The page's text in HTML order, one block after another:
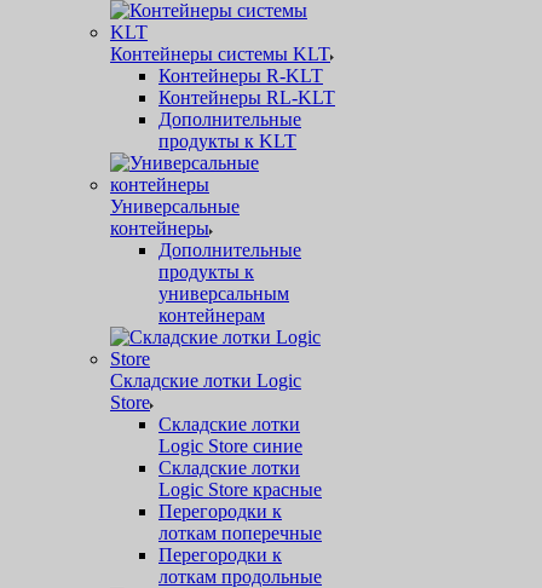
Контейнеры системы KLT
Контейнеры R-KLT
Контейнеры RL-KLT
Дополнительные
продукты к KLT
Универсальные
контейнеры
Дополнительные
продукты к
универсальным
контейнерам
Складские лотки Logic
Store
Складские лотки
Logic Store синие
Складские лотки
Logic Store красные
Перегородки к
лоткам поперечные
Перегородки к
лоткам продольные